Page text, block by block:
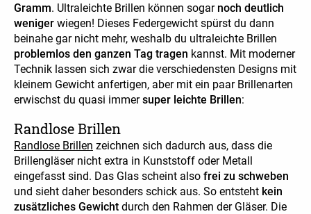
Gramm. Ultraleichte Brillen können sogar noch deutlich
weniger wiegen! Dieses Federgewicht spürst du dann
beinahe gar nicht mehr, weshalb du ultraleichte Brillen
problemlos den ganzen Tag tragen kannst. Mit moderner
Technik lassen sich zwar die verschiedensten Designs mit
kleinem Gewicht anfertigen, aber mit ein paar Brillenarten
erwischst du quasi immersuper leichte Brillen:
Randlose Brillen
Randlose Brillen zeichnen sich dadurch aus, dass die
Brillengläser nicht extra in Kunststoff oder Metall
eingefasst sind. Das Glas scheint also frei zu schweben
und sieht daher besonders schick aus. So entsteht kein
zusätzliches Gewicht durch den Rahmen der Gläser. Die